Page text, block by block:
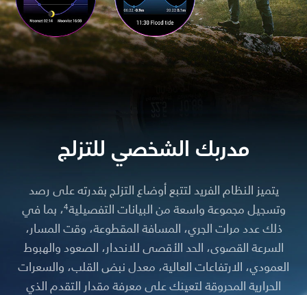
مدربك الشخصي للتزلج
يتميز النظام الفريد لتتبع أوضاع التزلج بقدرته على رصد
وتسجيل مجموعة واسعة من البيانات التفصيلية4، بما في
ذلك عدد مرات الجري، المسافة المقطوعة، وقت المسار،
السرعة القصوى، الحد الأقصى للانحدار، الصعود والهبوط
العمودي، الارتفاعات العالية، معدل نبض القلب، والسعرات
الحرارية المحروقة لتعينك على معرفة مقدار التقدم الذي